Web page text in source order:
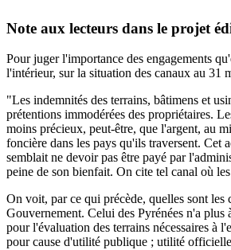
Note aux lecteurs dans le projet
Pour juger l'importance des engagements
l'intérieur, sur la situation des canaux au 31
"Les indemnités des terrains, bâtimens et
prétentions immodérées des propriétaires.
moins précieux, peut-être, que l'argent, au
foncière dans les pays qu'ils traversent. Cet
semblait ne devoir pas être payé par
peine de son bienfait. On cite tel canal où
On voit, par ce qui précède, quelles sont les
Gouvernement. Celui des Pyrénées n'a
pour l'évaluation des terrains nécessaires à
pour cause d'utilité publique ; utilité